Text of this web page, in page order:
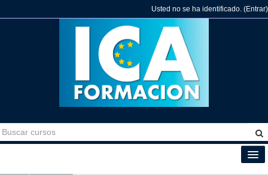
Usted no se ha identificado. (Entrar)